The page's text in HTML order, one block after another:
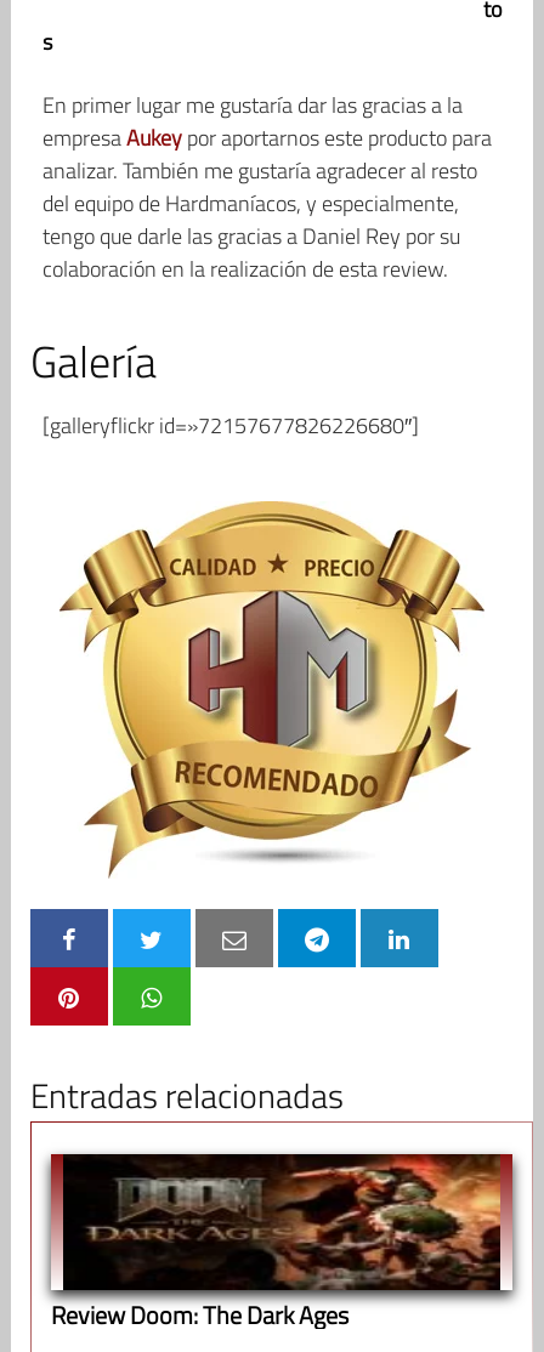
to
s
En primer lugar me gustaría dar las gracias a la
empresaAukeypor aportarnos este producto para
analizar. También me gustaría agradecer al resto
del equipo de Hardmaníacos, y especialmente,
tengo que darle las gracias a Daniel Rey por su
colaboración en la realización de esta review.
Galería
[galleryflickr id=»72157677826226680″]
Entradas relacionadas
Review Doom: The Dark Ages